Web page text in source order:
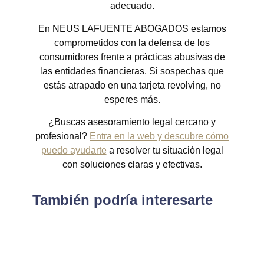
adecuado.
En NEUS LAFUENTE ABOGADOS estamos
comprometidos con la defensa de los
consumidores frente a prácticas abusivas de
las entidades financieras. Si sospechas que
estás atrapado en una tarjeta revolving, no
esperes más.
¿Buscas asesoramiento legal cercano y
profesional? Entra en la web y descubre cómo
puedo ayudartea resolver tu situación legal
con soluciones claras y efectivas.
También podría interesarte